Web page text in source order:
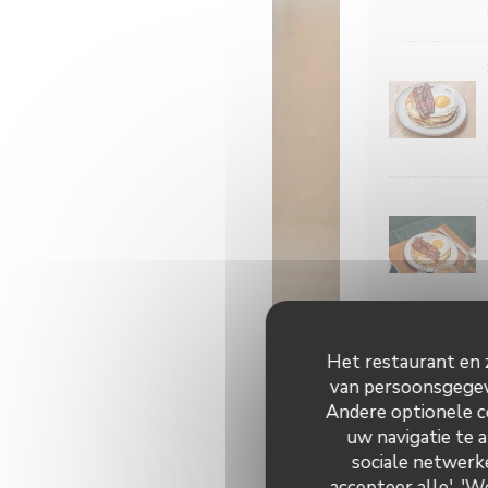
Het restaurant en
van
Andere optionele
uw navigatie te
sociale